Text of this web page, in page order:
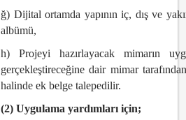
ğ) Dijital ortamda yapının iç, dış ve
albümü,
h) Projeyi hazırlayacak mimarın
gerçekleştireceğine dair mimar
halinde ek belge talepedilir.
(2) Uygulama yardımları için;